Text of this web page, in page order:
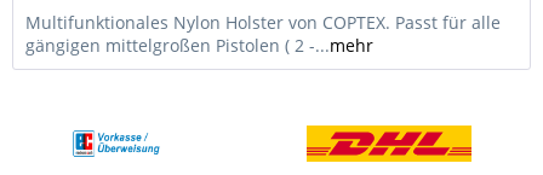
Multifunktionales Nylon Holster von COPTEX. Passt für alle
gängigen mittelgroßen Pistolen ( 2 -...mehr